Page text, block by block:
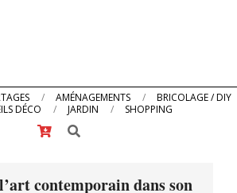
AMÉNAGEMENTS
BRICOLAGE / DIY
DÉCO
JARDIN
SHOPPING
Search
contemporain dans son